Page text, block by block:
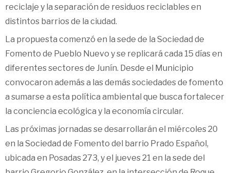
reciclaje y la separación de residuos reciclables en
distintos barrios de la ciudad.
La propuesta comenzó en la sede de la Sociedad de
Fomento de Pueblo Nuevo y se replicará cada 15 días en
diferentes sectores de Junín. Desde el Municipio
convocaron además a las demás sociedades de fomento
a sumarse a esta política ambiental que busca fortalecer
la conciencia ecológica y la economía circular.
Las próximas jornadas se desarrollarán el miércoles 20
en la Sociedad de Fomento del barrio Prado Español,
ubicada en Posadas 273, y el jueves 21 en la sede del